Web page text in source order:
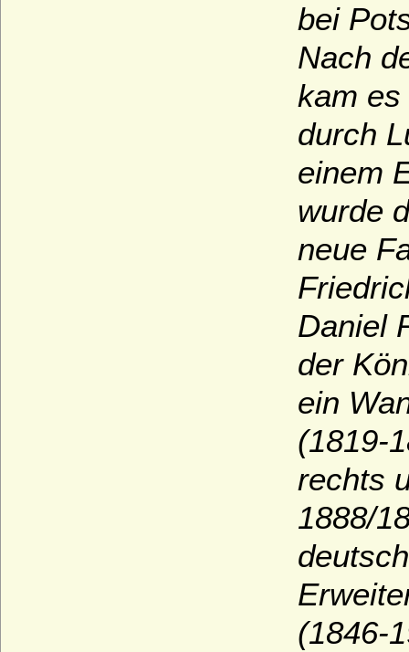
bei
Nach
kam es
durch
einem
wurde
neue
Daniel
der
ein
(1819-
rechts
1888/
(1846-